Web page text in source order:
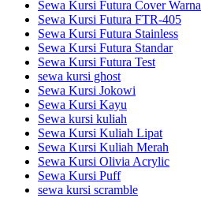
Sewa Kursi Futura Cover Warna
Sewa Kursi Futura FTR-405
Sewa Kursi Futura Stainless
Sewa Kursi Futura Standar
Sewa Kursi Futura Test
sewa kursi ghost
Sewa Kursi Jokowi
Sewa Kursi Kayu
Sewa kursi kuliah
Sewa Kursi Kuliah Lipat
Sewa Kursi Kuliah Merah
Sewa Kursi Olivia Acrylic
Sewa Kursi Puff
sewa kursi scramble